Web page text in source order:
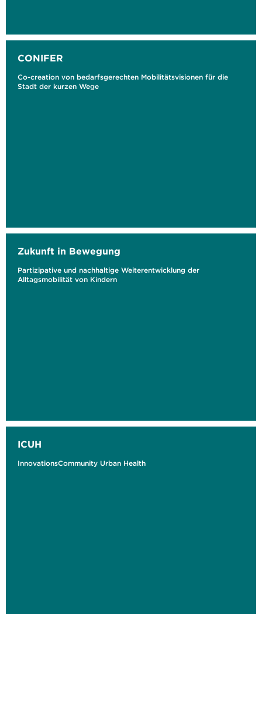
CONIFER
Co-creation von bedarfsgerechten Mobilitätsvisionen für die
Stadt der kurzen Wege
Zukunft in Bewegung
Partizipative und nachhaltige Weiterentwicklung der
Alltagsmobilität von Kindern
ICUH
InnovationsCommunity Urban Health